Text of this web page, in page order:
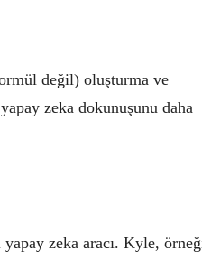
değil) oluşturma ve
zeka dokunuşunu daha
zeka aracı. Kyle,